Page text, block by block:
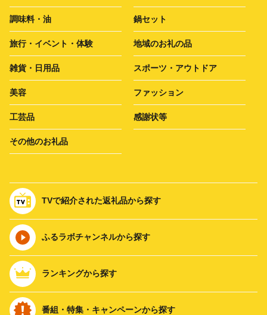
調味料・油 鍋セット
旅行・イベント・体験 地域のお礼の品
雑貨・日用品 スポーツ・アウトドア
美容 ファッション
工芸品 感謝状等
その他のお礼品
TVで紹介された返礼品から探す
ふるラボチャンネルから探す
ランキングから探す
番組・特集・キャンペーンから探す